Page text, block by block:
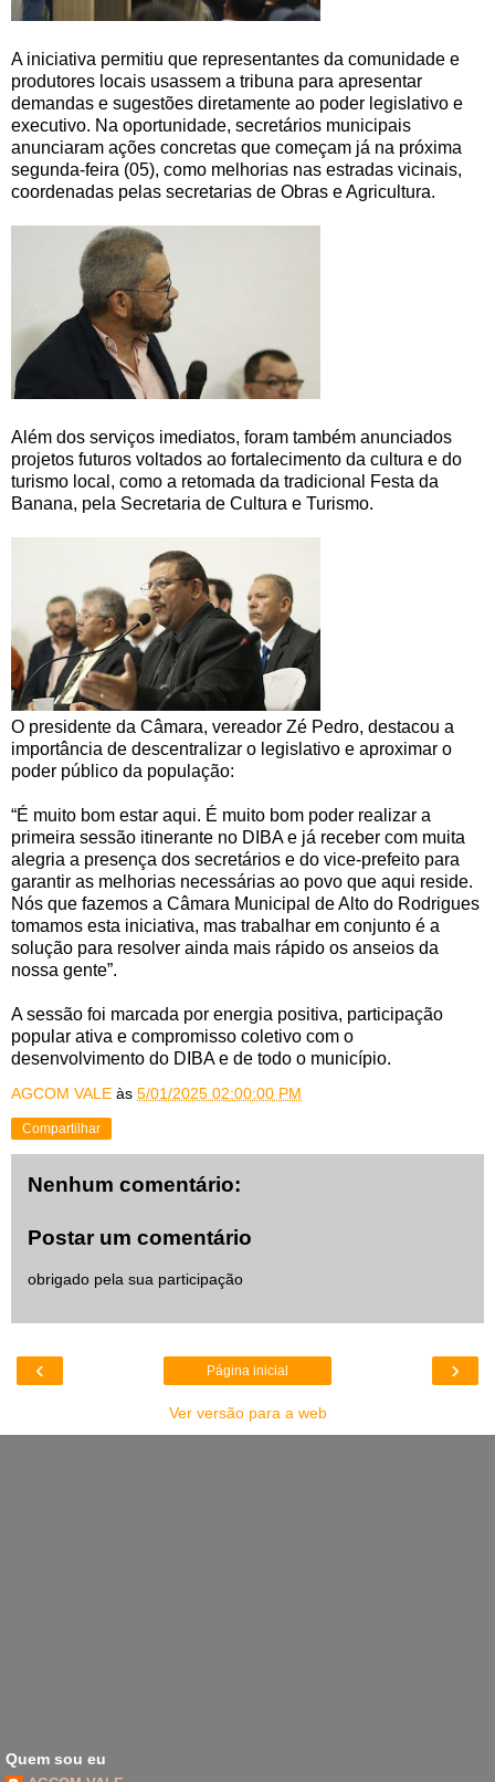
A iniciativa permitiu que representantes da comunidade e
produtores locais usassem a tribuna para apresentar
demandas e sugestões diretamente ao poder legislativo e
executivo. Na oportunidade, secretários municipais
anunciaram ações concretas que começam já na próxima
segunda-feira (05), como melhorias nas estradas vicinais,
coordenadas pelas secretarias de Obras e Agricultura.
Além dos serviços imediatos, foram também anunciados
projetos futuros voltados ao fortalecimento da cultura e do
turismo local, como a retomada da tradicional Festa da
Banana, pela Secretaria de Cultura e Turismo.
O presidente da Câmara, vereador Zé Pedro, destacou a
importância de descentralizar o legislativo e aproximar o
poder público da população:
“É muito bom estar aqui. É muito bom poder realizar a
primeira sessão itinerante no DIBA e já receber com muita
alegria a presença dos secretários e do vice-prefeito para
garantir as melhorias necessárias ao povo que aqui reside.
Nós que fazemos a Câmara Municipal de Alto do Rodrigues
tomamos esta iniciativa, mas trabalhar em conjunto é a
solução para resolver ainda mais rápido os anseios da
nossa gente”.
A sessão foi marcada por energia positiva, participação
popular ativa e compromisso coletivo com o
desenvolvimento do DIBA e de todo o município.
AGCOM VALE às 5/01/2025 02:00:00 PM
Compartilhar
Nenhum comentário:
Postar um comentário
obrigado pela sua participação
‹ ›
Página inicial
Ver versão para a web
Quem sou eu